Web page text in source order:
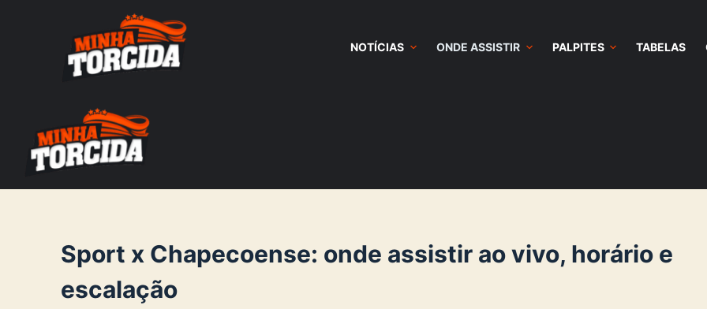
NOTÍCIAS ONDE ASSISTIR PALPITES TABELAS
Sport x Chapecoense: onde assistir ao vivo, horário e
escalação